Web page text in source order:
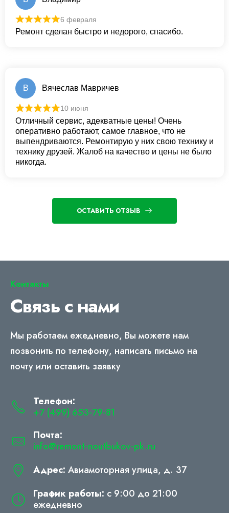
6 февраля
Ремонт сделан быстро и недорого, спасибо.
В Вячеслав Мавричев
10 июня
Отличный сервис, адекватные цены! Очень
оперативно работают, самое главное, что не
выпендриваются. Ремонтирую у них свою технику и
технику друзей. Жалоб на качество и цены не было
никогда.
ОСТАВИТЬ ОТЗЫВ
Контакты
Связь с нами
Мы работаем ежедневно, Вы можете нам
позвонить по телефону, написать письмо на
почту или оставить заявку
Телефон:
+7 (499) 653-79-81
Почта:
info@remont-noutbukov-pk.ru
Адрес: Авиамоторная улица, д. 37
График работы: с 9:00 до 21:00
ежедневно